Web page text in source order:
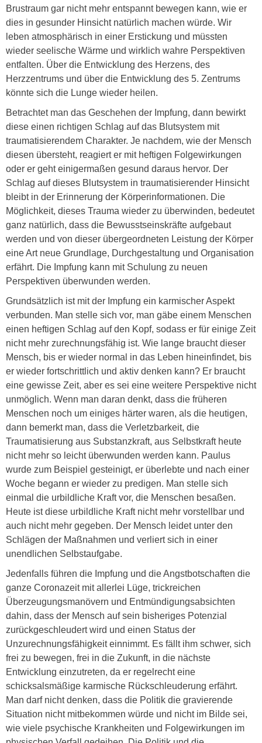
Brustraum gar nicht mehr entspannt bewegen kann, wie er
dies in gesunder Hinsicht natürlich machen würde. Wir
leben atmosphärisch in einer Erstickung und müssten
wieder seelische Wärme und wirklich wahre Perspektiven
entfalten. Über die Entwicklung des Herzens, des
Herzzentrums und über die Entwicklung des 5. Zentrums
könnte sich die Lunge wieder heilen.
Betrachtet man das Geschehen der Impfung, dann bewirkt
diese einen richtigen Schlag auf das Blutsystem mit
traumatisierendem Charakter. Je nachdem, wie der Mensch
diesen übersteht, reagiert er mit heftigen Folgewirkungen
oder er geht einigermaßen gesund daraus hervor. Der
Schlag auf dieses Blutsystem in traumatisierender Hinsicht
bleibt in der Erinnerung der Körperinformationen. Die
Möglichkeit, dieses Trauma wieder zu überwinden, bedeutet
ganz natürlich, dass die Bewusstseinskräfte aufgebaut
werden und von dieser übergeordneten Leistung der Körper
eine Art neue Grundlage, Durchgestaltung und Organisation
erfährt. Die Impfung kann mit Schulung zu neuen
Perspektiven überwunden werden.
Grundsätzlich ist mit der Impfung ein karmischer Aspekt
verbunden. Man stelle sich vor, man gäbe einem Menschen
einen heftigen Schlag auf den Kopf, sodass er für einige Zeit
nicht mehr zurechnungsfähig ist. Wie lange braucht dieser
Mensch, bis er wieder normal in das Leben hineinfindet, bis
er wieder fortschrittlich und aktiv denken kann? Er braucht
eine gewisse Zeit, aber es sei eine weitere Perspektive nicht
unmöglich. Wenn man daran denkt, dass die früheren
Menschen noch um einiges härter waren, als die heutigen,
dann bemerkt man, dass die Verletzbarkeit, die
Traumatisierung aus Substanzkraft, aus Selbstkraft heute
nicht mehr so leicht überwunden werden kann. Paulus
wurde zum Beispiel gesteinigt, er überlebte und nach einer
Woche begann er wieder zu predigen. Man stelle sich
einmal die urbildliche Kraft vor, die Menschen besaßen.
Heute ist diese urbildliche Kraft nicht mehr vorstellbar und
auch nicht mehr gegeben. Der Mensch leidet unter den
Schlägen der Maßnahmen und verliert sich in einer
unendlichen Selbstaufgabe.
Jedenfalls führen die Impfung und die Angstbotschaften die
ganze Coronazeit mit allerlei Lüge, trickreichen
Überzeugungsmanövern und Entmündigungsabsichten
dahin, dass der Mensch auf sein bisheriges Potenzial
zurückgeschleudert wird und einen Status der
Unzurechnungsfähigkeit einnimmt. Es fällt ihm schwer, sich
frei zu bewegen, frei in die Zukunft, in die nächste
Entwicklung einzutreten, da er regelrecht eine
schicksalsmäßige karmische Rückschleuderung erfährt.
Man darf nicht denken, dass die Politik die gravierende
Situation nicht mitbekommen würde und nicht im Bilde sei,
wie viele psychische Krankheiten und Folgewirkungen im